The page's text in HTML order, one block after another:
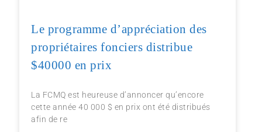
Le programme d’appréciation des
propriétaires fonciers distribue
$40000 en prix
La FCMQ est heureuse d’annoncer qu’encore
cette année 40 000 $ en prix ont été distribués
afin de re